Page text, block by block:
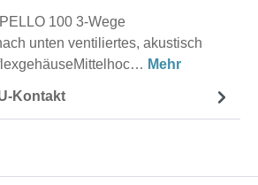
100 3-Wege
unten ventiliertes, akustisch
Mehr
Kontakt